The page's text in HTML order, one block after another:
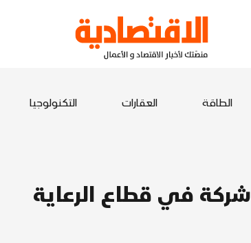
الطاقة العقارات التكنولوجيا
شراكة سعودية أمريكية لإطلاق 20 شركة في قطاع الرعاية